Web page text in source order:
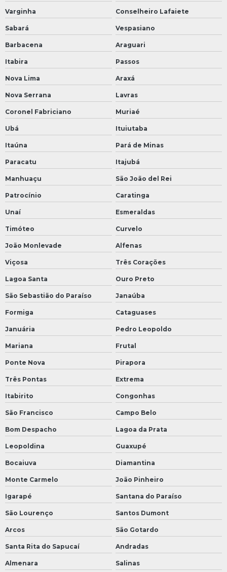
Varginha Conselheiro Lafaiete
Sabará Vespasiano
Barbacena Araguari
Itabira Passos
Nova Lima Araxá
Nova Serrana Lavras
Coronel Fabriciano Muriaé
Ubá Ituiutaba
Itaúna Pará de Minas
Paracatu Itajubá
Manhuaçu São João del Rei
Patrocínio Caratinga
Unaí Esmeraldas
Timóteo Curvelo
João Monlevade Alfenas
Viçosa Três Corações
Lagoa Santa Ouro Preto
São Sebastião do Paraíso Janaúba
Formiga Cataguases
Januária Pedro Leopoldo
Mariana Frutal
Ponte Nova Pirapora
Três Pontas Extrema
Itabirito Congonhas
São Francisco Campo Belo
Bom Despacho Lagoa da Prata
Leopoldina Guaxupé
Bocaiuva Diamantina
Monte Carmelo João Pinheiro
Igarapé Santana do Paraíso
São Lourenço Santos Dumont
Arcos São Gotardo
Santa Rita do Sapucaí Andradas
Almenara Salinas